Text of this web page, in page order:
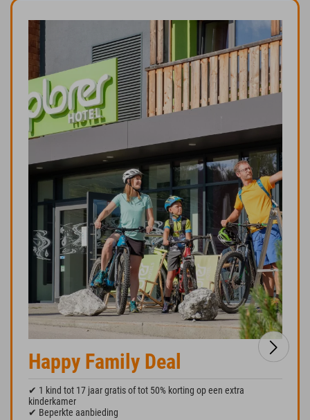
Happy Family Deal
✔ 1 kind tot 17 jaar gratis of tot 50% korting op een extra
kinderkamer
✔ Beperkte aanbieding